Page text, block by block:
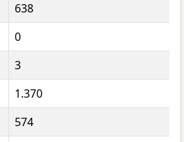
638
0
3
1.370
574